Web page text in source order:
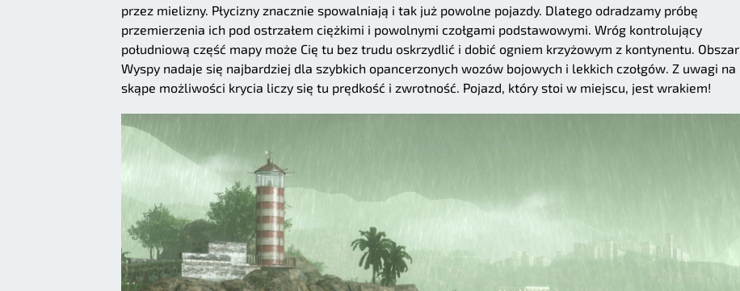
przez mielizny. Płycizny znacznie spowalniają i tak już powolne pojazdy. Dlatego odradzamy próbę
przemierzenia ich pod ostrzałem ciężkimi i powolnymi czołgami podstawowymi. Wróg kontrolujący
południową część mapy może Cię tu bez trudu oskrzydlić i dobić ogniem krzyżowym z kontynentu. Obszar
Wyspy nadaje się najbardziej dla szybkich opancerzonych wozów bojowych i lekkich czołgów. Z uwagi na
skąpe możliwości krycia liczy się tu prędkość i zwrotność. Pojazd, który stoi w miejscu, jest wrakiem!